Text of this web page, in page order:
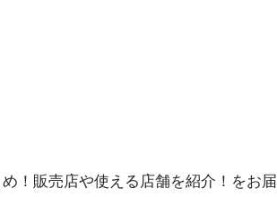
！販売店や使える店舗を紹介！をお届